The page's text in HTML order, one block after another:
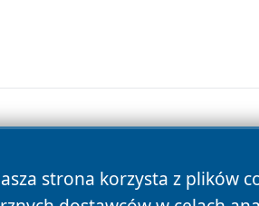
strona korzysta z plików